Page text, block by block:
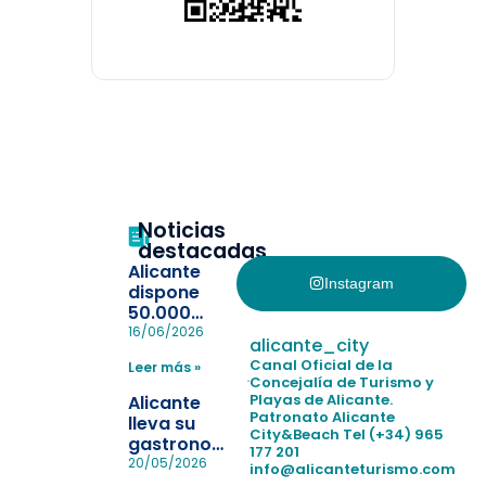
Noticias
destacadas
Alicante
dispone
50.000
pulseras
la
pérdida de niños
en las
playas y
realiza con
éxito un
16/06/2026
Leer más »
Alicante
lleva su
gastronomía
a Madrid
20/05/2026
Instagram
alicante_city
Canal Oficial de la
Concejalía de Turismo y
Playas de Alicante.
Patronato Alicante
City&Beach Tel (+34) 965
177 201
info@alicanteturismo.com